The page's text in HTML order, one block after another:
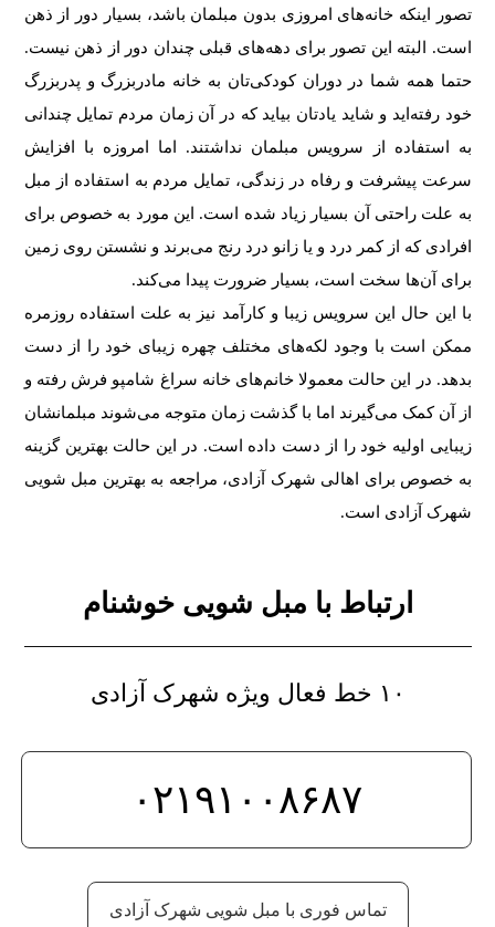
تصور اینکه خانه‎‌های امروزی بدون مبلمان باشد، بسیار دور از ذهن
است. البته این تصور برای دهه‌های قبلی چندان دور از ذهن نیست.
حتما همه شما در دوران کودکی‌تان به خانه مادربزرگ و پدربزرگ
خود رفته‌اید و شاید یادتان بیاید که در آن زمان مردم تمایل چندانی
به استفاده از سرویس مبلمان نداشتند. اما امروزه با افزایش
سرعت پیشرفت و رفاه در زندگی، تمایل مردم به استفاده از مبل
به علت راحتی آن بسیار زیاد شده است. این مورد به خصوص برای
افرادی که از کمر درد و یا زانو درد رنج می‌برند و نشستن روی زمین
برای آن‌ها سخت است، بسیار ضرورت پیدا می‌کند.
با این حال این سرویس زیبا و کارآمد نیز به علت استفاده روزمره
ممکن است با وجود لکه‌های مختلف چهره زیبای خود را از دست
بدهد. در این حالت معمولا خانم‌های خانه سراغ شامپو فرش رفته و
از آن کمک می‌گیرند اما با گذشت زمان متوجه می‌شوند مبلمانشان
زیبایی اولیه خود را از دست داده است. در این حالت بهترین گزینه
به خصوص برای اهالی شهرک آزادی، مراجعه به بهترین مبل شویی
شهرک آزادی است.
ارتباط با مبل شویی خوشنام
۱۰ خط فعال ویژه شهرک آزادی
۰۲۱۹۱۰۰۸۶۸۷
تماس فوری با مبل شویی شهرک آزادی